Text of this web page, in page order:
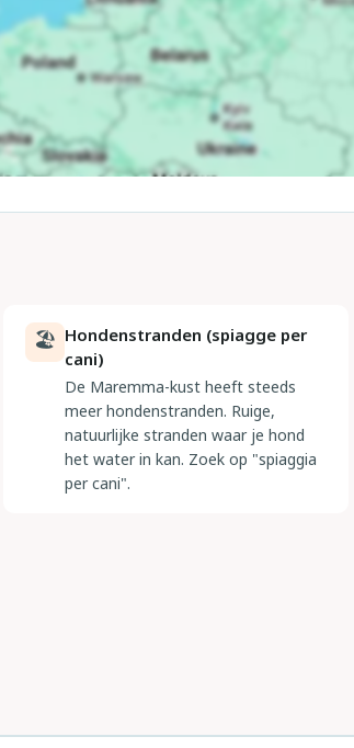
🏖 Hondenstranden (spiagge per
cani)
De Maremma-kust heeft steeds
meer hondenstranden. Ruige,
natuurlijke stranden waar je hond
het water in kan. Zoek op "spiaggia
per cani".